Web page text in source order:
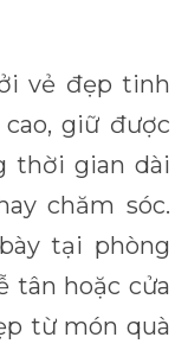
vẻ đẹp tinh
giữ được
thời gian dài
chăm sóc.
tại phòng
tân hoặc cửa
từ món quà